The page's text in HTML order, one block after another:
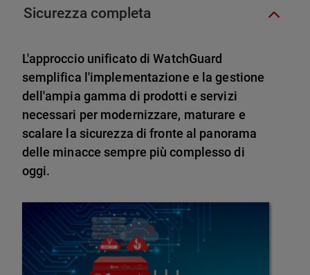
Sicurezza completa
L'approccio unificato di WatchGuard
semplifica l'implementazione e la gestione
dell'ampia gamma di prodotti e servizi
necessari per modernizzare, maturare e
scalare la sicurezza di fronte al panorama
delle minacce sempre più complesso di
oggi.